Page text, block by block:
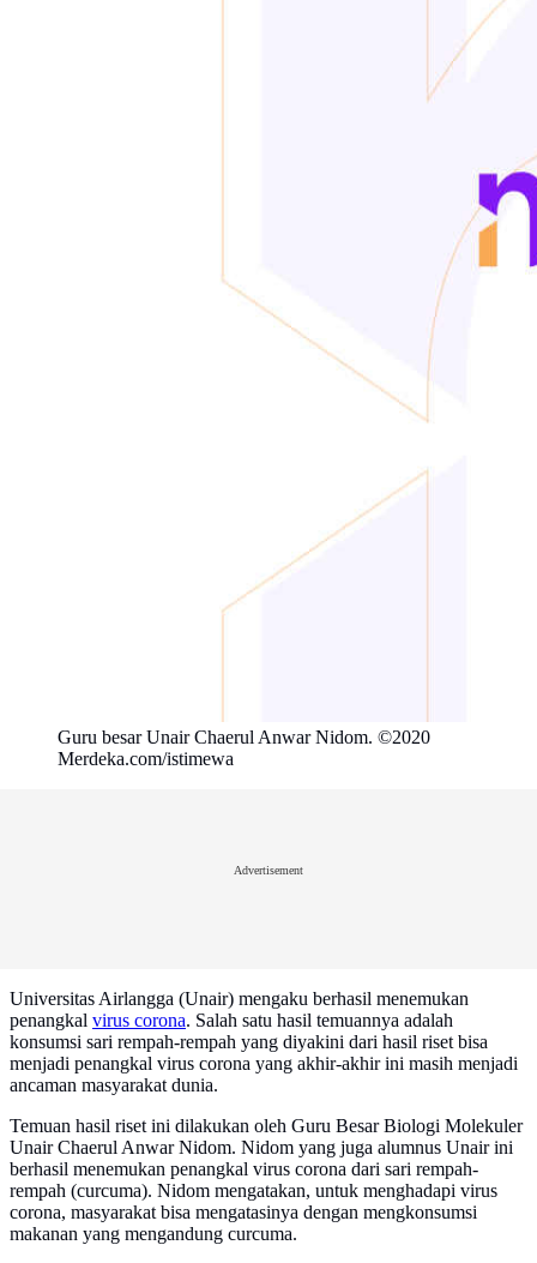
Guru besar Unair Chaerul Anwar Nidom. ©2020
Merdeka.com/istimewa
Advertisement
Universitas Airlangga (Unair) mengaku berhasil menemukan
penangkal virus corona. Salah satu hasil temuannya adalah
konsumsi sari rempah-rempah yang diyakini dari hasil riset bisa
menjadi penangkal virus corona yang akhir-akhir ini masih menjadi
ancaman masyarakat dunia.
Temuan hasil riset ini dilakukan oleh Guru Besar Biologi Molekuler
Unair Chaerul Anwar Nidom. Nidom yang juga alumnus Unair ini
berhasil menemukan penangkal virus corona dari sari rempah-
rempah (curcuma). Nidom mengatakan, untuk menghadapi virus
corona, masyarakat bisa mengatasinya dengan mengkonsumsi
makanan yang mengandung curcuma.